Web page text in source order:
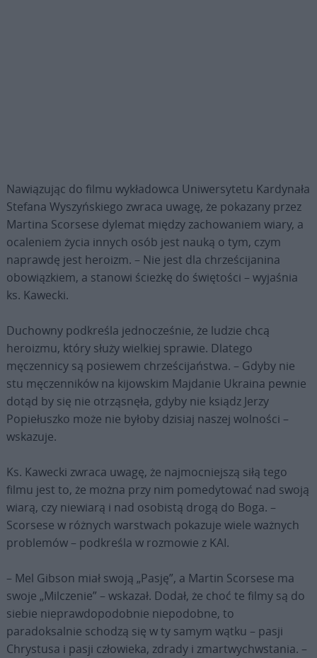
Nawiązując do filmu wykładowca Uniwersytetu Kardynała
Stefana Wyszyńskiego zwraca uwagę, że pokazany przez
Martina Scorsese dylemat między zachowaniem wiary, a
ocaleniem życia innych osób jest nauką o tym, czym
naprawdę jest heroizm. – Nie jest dla chrześcijanina
obowiązkiem, a stanowi ścieżkę do świętości – wyjaśnia
ks. Kawecki.
Duchowny podkreśla jednocześnie, że ludzie chcą
heroizmu, który służy wielkiej sprawie. Dlatego
męczennicy są posiewem chrześcijaństwa. – Gdyby nie
stu męczenników na kijowskim Majdanie Ukraina pewnie
dotąd by się nie otrząsnęła, gdyby nie ksiądz Jerzy
Popiełuszko może nie byłoby dzisiaj naszej wolności –
wskazuje.
Ks. Kawecki zwraca uwagę, że najmocniejszą siłą tego
filmu jest to, że można przy nim pomedytować nad swoją
wiarą, czy niewiarą i nad osobistą drogą do Boga. –
Scorsese w różnych warstwach pokazuje wiele ważnych
problemów – podkreśla w rozmowie z KAI.
– Mel Gibson miał swoją „Pasję”, a Martin Scorsese ma
swoje „Milczenie” – wskazał. Dodał, że choć te filmy są do
siebie nieprawdopodobnie niepodobne, to
paradoksalnie schodzą się w ty samym wątku – pasji
Chrystusa i pasji człowieka, zdrady i zmartwychwstania. –